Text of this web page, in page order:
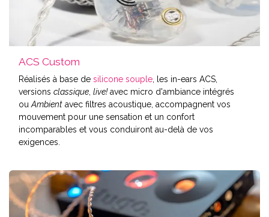
ACS Custom
Réalisés à base de silicone souple , les in-ears ACS,
versions classique live!avec micro d'ambiance intégrés
ou Ambient avec filtres acoustique, accompagnent vos
mouvement pour une sensation et un confort
incomparables et vous conduiront au-delà de vos
exigences.